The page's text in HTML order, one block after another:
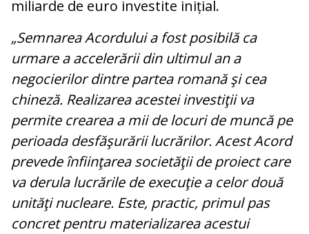
miliarde de euro investite inițial.
„Semnarea Acordului a fost posibilă ca
urmare a accelerării din ultimul an a
negocierilor dintre partea romană şi cea
chineză. Realizarea acestei investiţii va
permite crearea a mii de locuri de muncă pe
perioada desfăşurării lucrărilor. Acest Acord
prevede înfiinţarea societăţii de proiect care
va derula lucrările de execuţie a celor două
unităţi nucleare. Este, practic, primul pas
concret pentru materializarea acestui